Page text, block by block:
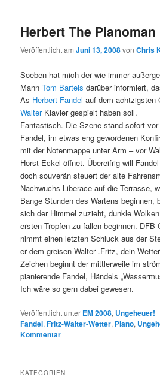
Herbert The Pianoman
Veröffentlicht amJuni 13, 2008vonChris
Soeben hat mich der wie immer
MannTom Bartels darüber informiert,
As Herbert Fandel auf dem achtzigsten
WalterKlavier gespielt haben soll.
Fantastisch. Die Szene stand sofort
Fandel, im etwas eng gewordenen
mit der Notenmappe unter Arm – vor
Horst Eckel öffnet. Übereifrig will
doch souverän steuert der alte
Nachwuchs-Liberace auf die Terrasse,
Bange Stunden des Wartens
sich der Himmel zuzieht, dunkle
ersten Tropfen zu fallen beginnen.
nimmt einen letzten Schluck aus der
er dem greisen Walter „Fritz, dein
Zeichen beginnt der mittlerweile im
pianierende Fandel, Händels
Ich wäre so gern dabei gewesen.
Veröffentlicht unter EM 2008, Ungeheuer!
Fandel,Fritz-Walter-Wetter, Piano,
Kommentar
KATEGORIEN